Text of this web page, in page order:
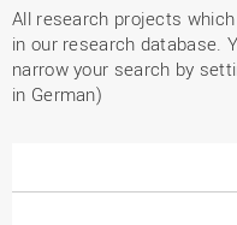
All research projects
in our research database.
narrow your search by
in German)